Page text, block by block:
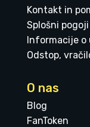
Kontakt in
Splošni
Informacije o
Odstop,
O nas
Blog
FanToken